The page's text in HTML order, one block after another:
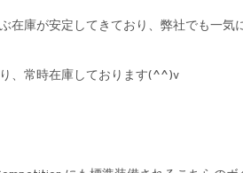
在庫が安定してきており、弊社でも一気
、常時在庫しております(^^)v